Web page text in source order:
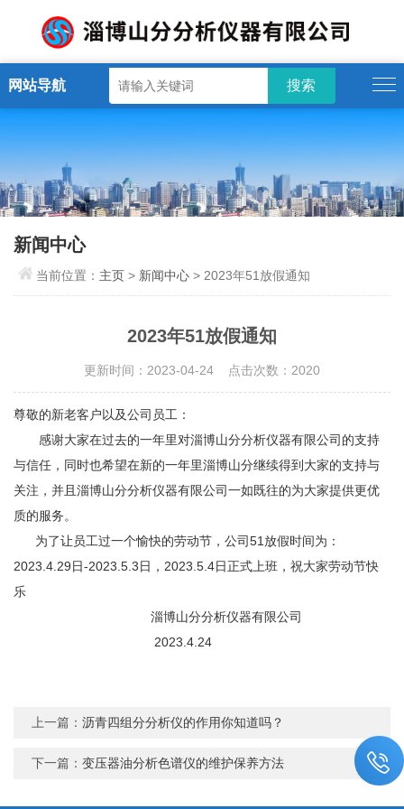
网站导航
新闻中心
当前位置： 主页 > 新闻中心 > 2023年51放假通知
2023年51放假通知
更新时间：2023-04-24 点击次数：2020
尊敬的新老客户以及公司员工：
感谢大家在过去的一年里对淄博山分分析仪器有限公司的支持
与信任，同时也希望在新的一年里淄博山分继续得到大家的支持与
关注，并且淄博山分分析仪器有限公司一如既往的为大家提供更优
质的服务。
为了让员工过一个愉快的劳动节，公司51放假时间为：
2023.4.29日-2023.5.3日，2023.5.4日正式上班，祝大家劳动节快
乐
淄博山分分析仪器有限公司
2023.4.24
上一篇：沥青四组分分析仪的作用你知道吗？
下一篇：变压器油分析色谱仪的维护保养方法